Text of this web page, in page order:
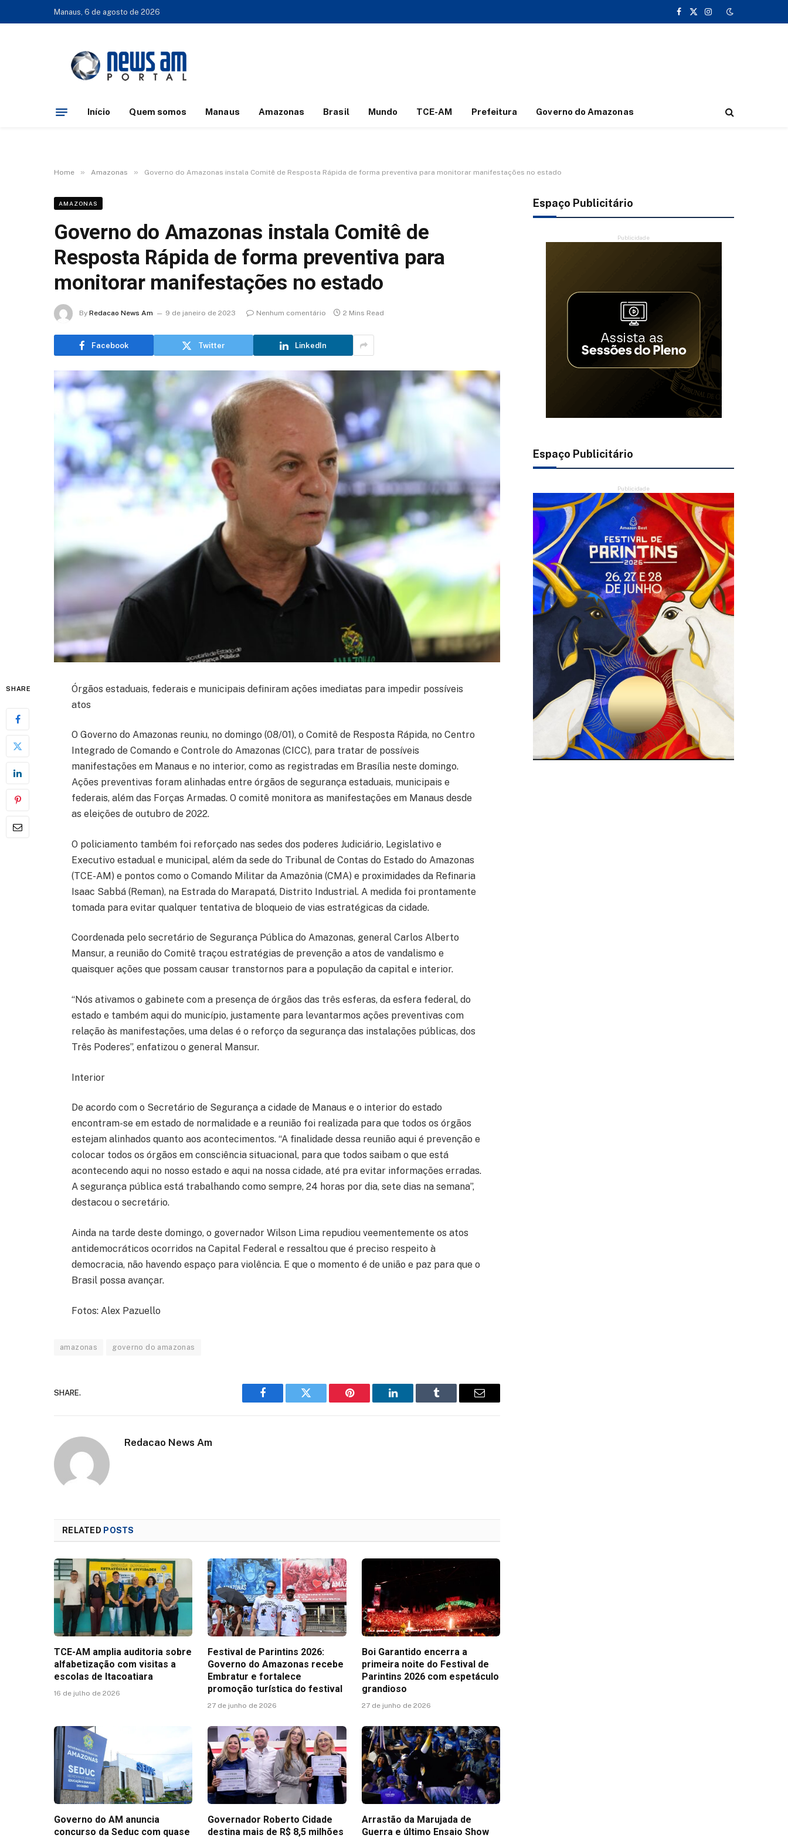
Manaus, 6 de agosto de 2026
Facebook
X
Instagram
Início Quem somos Manaus Amazonas Brasil Mundo TCE-AM Prefeitura Governo do Amazonas
Home » Amazonas » Governo do Amazonas instala Comitê de Resposta Rápida de forma preventiva para monitorar manifestações no estado
AMAZONAS
Governo do Amazonas instala Comitê de
Resposta Rápida de forma preventiva para
monitorar manifestações no estado
By Redacao News Am 9 de janeiro de 2023 Nenhum comentário 2 Mins Read
Facebook Twitter LinkedIn
SHARE
Órgãos estaduais, federais e municipais definiram ações imediatas para impedir possíveis
atos
O Governo do Amazonas reuniu, no domingo (08/01), o Comitê de Resposta Rápida, no Centro
Integrado de Comando e Controle do Amazonas (CICC), para tratar de possíveis
manifestações em Manaus e no interior, como as registradas em Brasília neste domingo.
Ações preventivas foram alinhadas entre órgãos de segurança estaduais, municipais e
federais, além das Forças Armadas. O comitê monitora as manifestações em Manaus desde
as eleições de outubro de 2022.
O policiamento também foi reforçado nas sedes dos poderes Judiciário, Legislativo e
Executivo estadual e municipal, além da sede do Tribunal de Contas do Estado do Amazonas
(TCE-AM) e pontos como o Comando Militar da Amazônia (CMA) e proximidades da Refinaria
Isaac Sabbá (Reman), na Estrada do Marapatá, Distrito Industrial. A medida foi prontamente
tomada para evitar qualquer tentativa de bloqueio de vias estratégicas da cidade.
Coordenada pelo secretário de Segurança Pública do Amazonas, general Carlos Alberto
Mansur, a reunião do Comitê traçou estratégias de prevenção a atos de vandalismo e
quaisquer ações que possam causar transtornos para a população da capital e interior.
“Nós ativamos o gabinete com a presença de órgãos das três esferas, da esfera federal, do
estado e também aqui do município, justamente para levantarmos ações preventivas com
relação às manifestações, uma delas é o reforço da segurança das instalações públicas, dos
Três Poderes”, enfatizou o general Mansur.
Interior
De acordo com o Secretário de Segurança a cidade de Manaus e o interior do estado
encontram-se em estado de normalidade e a reunião foi realizada para que todos os órgãos
estejam alinhados quanto aos acontecimentos. “A finalidade dessa reunião aqui é prevenção e
colocar todos os órgãos em consciência situacional, para que todos saibam o que está
acontecendo aqui no nosso estado e aqui na nossa cidade, até pra evitar informações erradas.
A segurança pública está trabalhando como sempre, 24 horas por dia, sete dias na semana”,
destacou o secretário.
Ainda na tarde deste domingo, o governador Wilson Lima repudiou veementemente os atos
antidemocráticos ocorridos na Capital Federal e ressaltou que é preciso respeito à
democracia, não havendo espaço para violência. E que o momento é de união e paz para que o
Brasil possa avançar.
Fotos: Alex Pazuello
amazonas governo do amazonas
SHARE.
Facebook Twitter Pinterest LinkedIn Tumblr Email
Redacao News Am
RELATED POSTS
TCE-AM amplia auditoria sobre
alfabetização com visitas a
escolas de Itacoatiara
16 de julho de 2026
Festival de Parintins 2026:
Governo do Amazonas recebe
Embratur e fortalece
promoção turística do festival
27 de junho de 2026
Boi Garantido encerra a
primeira noite do Festival de
Parintins 2026 com espetáculo
grandioso
27 de junho de 2026
Governo do AM anuncia
concurso da Seduc com quase
Governador Roberto Cidade
destina mais de R$ 8,5 milhões
Arrastão da Marujada de
Guerra e último Ensaio Show
Espaço Publicitário
Publicidade
Espaço Publicitário
Publicidade